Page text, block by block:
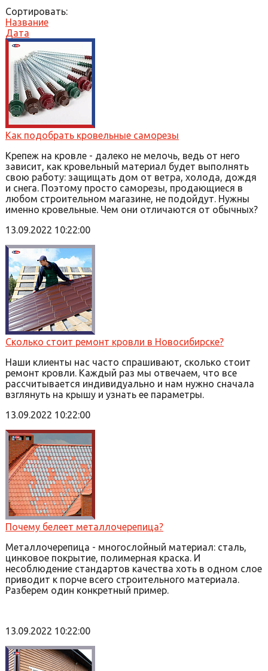
Сортировать:
Название
Дата
Как подобрать кровельные саморезы
Крепеж на кровле - далеко не мелочь, ведь от него
зависит, как кровельный материал будет выполнять
свою работу: защищать дом от ветра, холода, дождя
и снега. Поэтому просто саморезы, продающиеся в
любом строительном магазине, не подойдут. Нужны
именно кровельные. Чем они отличаются от обычных?
13.09.2022 10:22:00
Сколько стоит ремонт кровли в Новосибирске?
Наши клиенты нас часто спрашивают, сколько стоит
ремонт кровли. Каждый раз мы отвечаем, что все
рассчитывается индивидуально и нам нужно сначала
взглянуть на крышу и узнать ее параметры.
13.09.2022 10:22:00
Почему белеет металлочерепица?
Металлочерепица - многослойный материал: сталь,
цинковое покрытие, полимерная краска. И
несоблюдение стандартов качества хоть в одном слое
приводит к порче всего строительного материала.
Разберем один конкретный пример.
13.09.2022 10:22:00